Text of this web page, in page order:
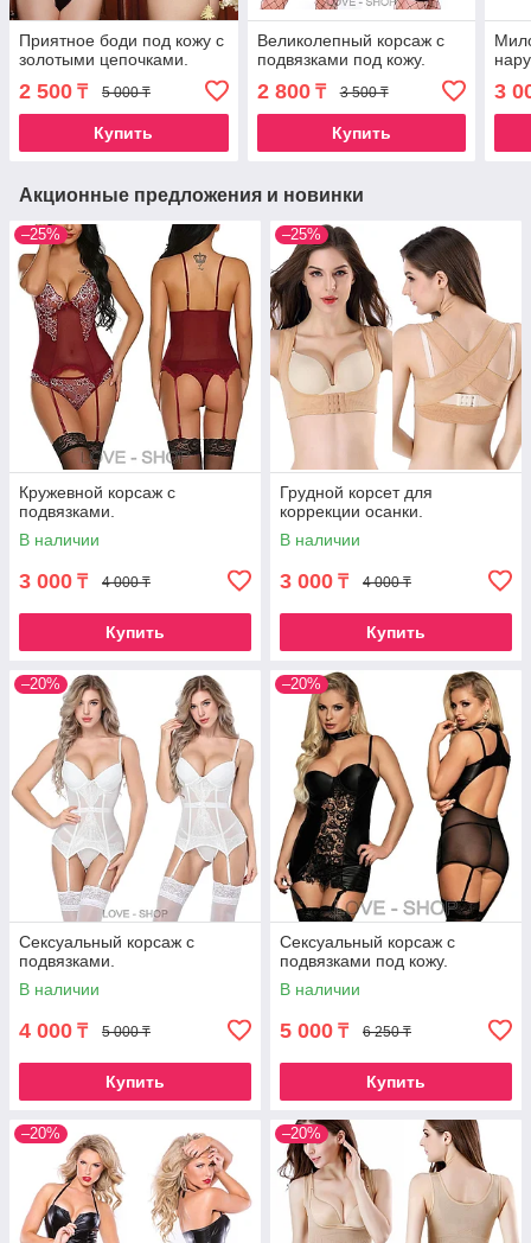
Приятное боди под кожу с
золотыми цепочками.
2 500 ₸ 5 000 ₸
Купить
Великолепный корсаж с
подвязками под кожу.
2 800₸ 3 500 ₸
Купить
3
Акционные предложения и новинки
–25%
Кружевной корсаж с
подвязками.
В наличии
3 000 ₸ 4 000 ₸
Купить
–25%
Грудной корсет для
коррекции осанки.
В наличии
3 000 ₸ 4 000 ₸
Купить
–20%
Сексуальный корсаж с
подвязками.
В наличии
4 000 ₸ 5 000 ₸
Купить
–20%
Сексуальный корсаж с
подвязками под кожу.
В наличии
5 000 ₸ 6 250 ₸
Купить
–20% –20%